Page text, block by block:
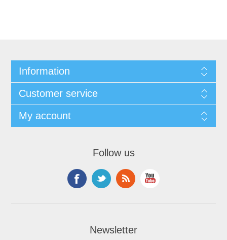
Information
Customer service
My account
Follow us
Newsletter